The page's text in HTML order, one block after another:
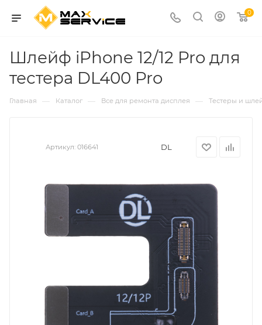
0
Шлейф iPhone 12/12 Pro для
тестера DL400 Pro
Главная — Каталог — Все для ремонта дисплея — Тестеры и
Артикул: 016641 DL